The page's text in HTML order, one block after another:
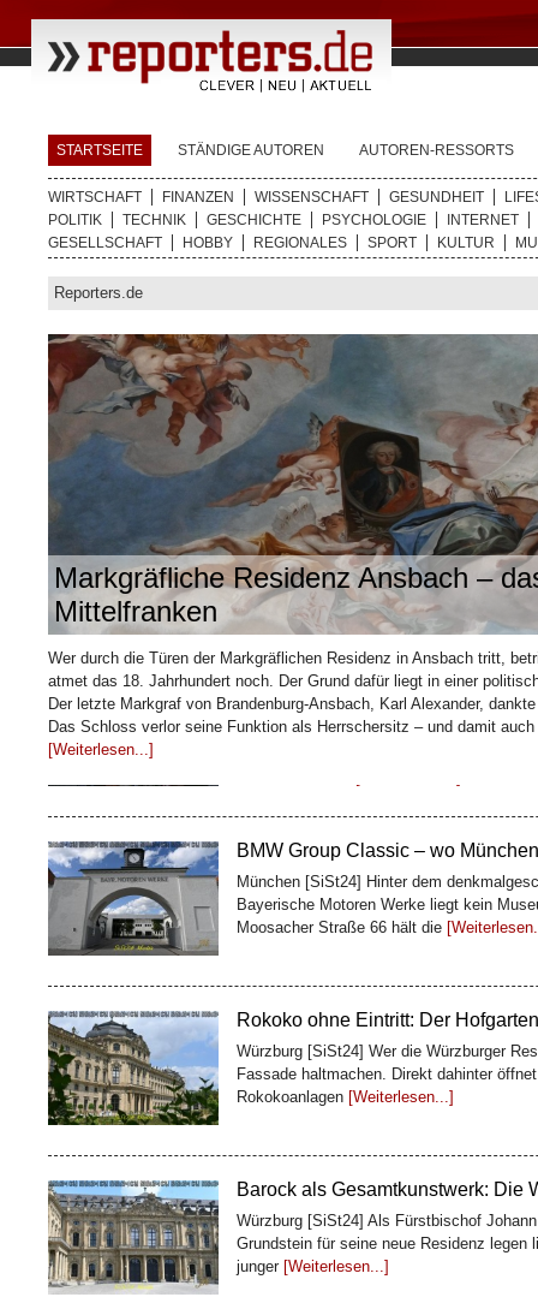
STARTSEITE STÄNDIGE AUTOREN AUTOREN-RESSORTS
WIRTSCHAFT FINANZEN WISSENSCHAFT GESUNDHEIT
POLITIK
TECHNIK GESCHICHTE PSYCHOLOGIE
INTERNET
GESELLSCHAFT
HOBBY REGIONALES SPORT KULTUR
Reporters.de
Markgräfliche Residenz Ansbach –
Mittelfranken
Wer durch die Türen der Markgräflichen Residenz in Ansbach tritt,
atmet das 18. Jahrhundert noch. Der Grund dafür liegt in einer
Der letzte Markgraf von Brandenburg-Ansbach, Karl Alexander,
Das Schloss verlor seine Funktion als Herrschersitz – und damit
[Weiterlesen...]
Wie ein Kaffeehändler Bremen
baute
Bremen [SiSt24] Mitten in der Bremer
Meter lang ist und trotzdem eine ganze
BMW Group Classic – wo
München [SiSt24] Hinter dem
Bayerische Motoren Werke liegt kein
Moosacher Straße 66 hält die
Rokoko ohne Eintritt: Der
Würzburg [SiSt24] Wer die Würzburger
Fassade haltmachen. Direkt dahinter
Rokokoanlagen
[Weiterlesen...]
Barock als Gesamtkunstwerk: Die
Würzburg [SiSt24] Als Fürstbischof
Grundstein für seine neue Residenz legen
junger [Weiterlesen...]